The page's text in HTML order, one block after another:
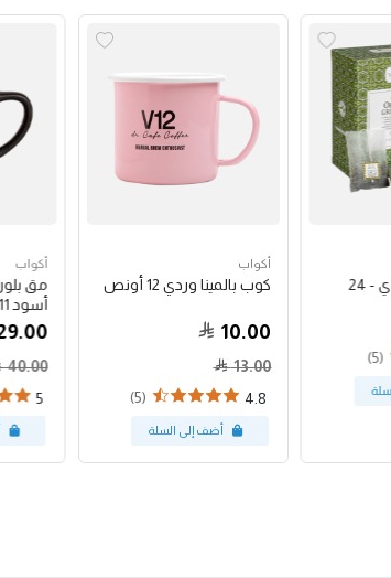
شاي أخضر عضوي - 24
(5)
أكواب
كوب بالمينا وردي 12 أونص
10.00
13.00
4.8
(5)
أكواب
مق
أسود 11 أونص
40.00
5